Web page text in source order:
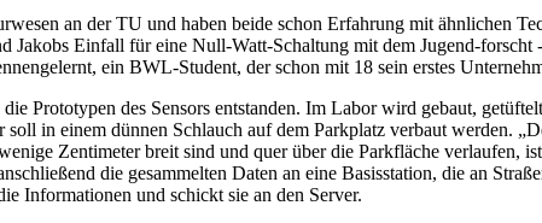
an der TU und haben beide schon Erfahrung mit ähnlichen
Jakobs Einfall für eine Null-Watt-Schaltung mit dem Jugend-
ein BWL-Student, der schon mit 18 sein erstes
Prototypen des Sensors entstanden. Im Labor wird gebaut,
soll in einem dünnen Schlauch auf dem Parkplatz verbaut werden.
Zentimeter breit sind und quer über die Parkfläche
die gesammelten Daten an eine Basisstation, die an
Informationen und schickt sie an den Server.